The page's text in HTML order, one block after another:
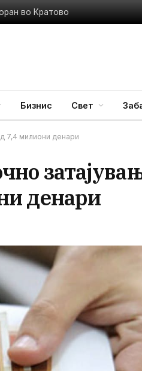
во Кратово
Бизнис Свет
7,4 милиони денари
денари